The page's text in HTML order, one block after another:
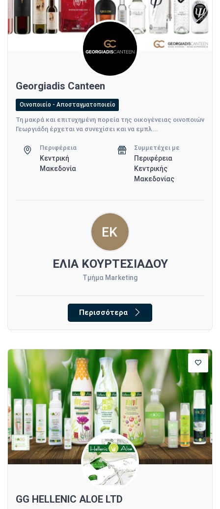
Georgiadis Canteen
Οινοποιείο - Αποσταγματοποιείο
Τη μακρά και επιτυχημένη πορεία της οικογένειας οινοποιών
Γεωργιάδη έρχεται να συνεχίσει και να εμπλ...
Περιφέρεια
Κεντρική
Μακεδονία
Συμμετέχει με
Περιφέρεια
Κεντρικής
Μακεδονίας
ΕΛΙΑ ΚΟΥΡΤΕΣΙΑΔΟΥ
Τμήμα Marketing
Περισσότερα
GG HELLENIC ALOE LTD